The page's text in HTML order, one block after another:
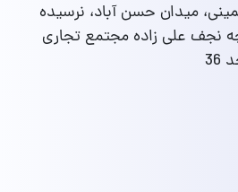
میدان حسن آباد، نرسیده
نجف علی زاده مجتمع تجاری